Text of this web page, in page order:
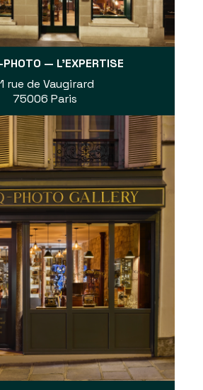
— L'EXPERTISE
rue de Vaugirard
75006 Paris